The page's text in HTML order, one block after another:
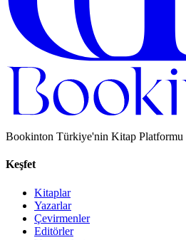
Bookinton Türkiye'nin Kitap Platformu
Keşfet
Kitaplar
Yazarlar
Çevirmenler
Editörler